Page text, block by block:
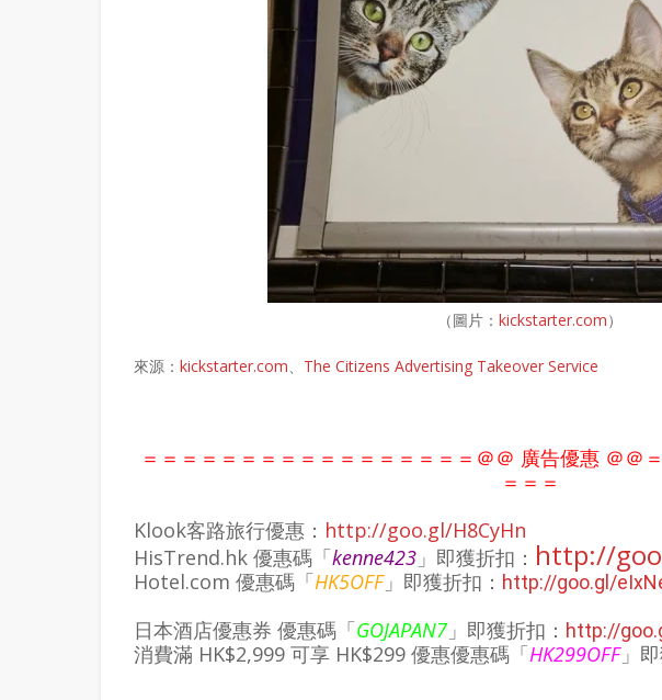
（圖片：kickstarter.com）
來源： kickstarter.com、 The Citizens Advertising Takeover Service
＝＝＝＝＝＝＝＝＝＝＝＝＝＝＝＝＝＠＠ 廣告優惠 ＠＠
＝ ＝＝
Klook客路旅行優惠： http://goo.gl/H8CyHn
HisTrend.hk 優惠碼「kenne423 」即獲折扣： http://
Hotel.com 優惠碼「HK5OFF」即獲折扣： http://goo.gl/
日本酒店優惠券 優惠碼「GOJAPAN7 」 即獲折扣： http://
消費滿 HK$2,999 可享 HK$299 優惠優惠碼「HK299OFF」即